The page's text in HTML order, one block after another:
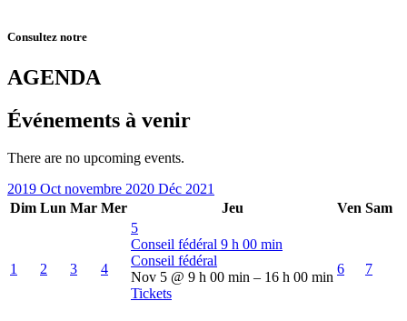
Consultez notre
AGENDA
Événements à venir
There are no upcoming events.
2019 Octnovembre 2020 Déc 2021
Dim Lun Mar Mer Jeu Ven Sam
1 2 3 4
5
Conseil fédéral 9 h 00 min
Conseil fédéral
Nov 5 @ 9 h 00 min – 16 h 00 min
Tickets
6 7